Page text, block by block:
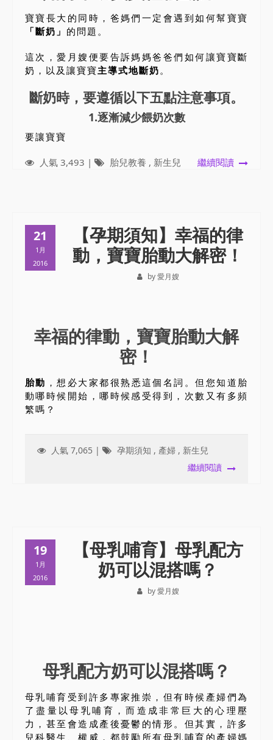
寶寶長大的同時，爸媽們一定會遇到如何幫寶寶
「斷奶」 的問題。
這次，愛月嫂便要告訴媽媽爸爸們如何讓寶寶斷
奶，以及讓寶寶主導式地斷奶。
斷奶時，要遵循以下五點注意事項。
1.逐漸減少餵奶次數
要讓寶寶
人氣 3,493 | 胎兒教養 , 新生兒 繼續閱讀
21
1月
2016
【孕期須知】幸福的律
動，寶寶胎動大解密！
by 愛月嫂
幸福的律動，寶寶胎動大解
密！
胎動 ，想必大家都很熟悉這個名詞。但您知道胎
動哪時候開始，哪時候感受得到，次數又有多頻
繁嗎？
人氣 7,065 | 孕期須知 , 產婦 , 新生兒
繼續閱讀
19
1月
2016
【母乳哺育】母乳配方
奶可以混搭嗎？
by 愛月嫂
母乳配方奶可以混搭嗎？
母乳哺育受到許多專家推崇，但有時候產婦們為
了盡量以母乳哺育，而造成非常巨大的心理壓
力，甚至會造成產後憂鬱的情形。但其實，許多
兒科醫生、權威，都鼓勵所有母乳哺育的產婦媽